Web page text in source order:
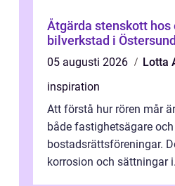
Åtgärda stenskott
bilverkstad i Östersund
05 augusti 2026
Lotta
inspiration
Att förstå hur rören mår
både fastighetsägare och
bostadsrättsföreningar.
korrosion och sättningar